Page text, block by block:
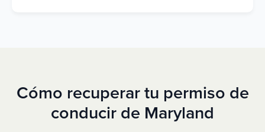
Cómo recuperar tu permiso de
conducir de Maryland